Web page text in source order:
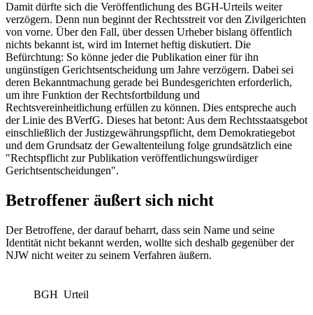
Damit dürfte sich die Veröffentlichung des BGH-Urteils weiter
verzögern. Denn nun beginnt der Rechtsstreit vor den Zivilgerichten
von vorne. Über den Fall, über dessen Urheber bislang öffentlich
nichts bekannt ist, wird im Internet heftig diskutiert. Die
Befürchtung: So könne jeder die Publikation einer für ihn
ungünstigen Gerichtsentscheidung um Jahre verzögern. Dabei sei
deren Bekanntmachung gerade bei Bundesgerichten erforderlich,
um ihre Funktion der Rechtsfortbildung und
Rechtsvereinheitlichung erfüllen zu können. Dies entspreche auch
der Linie des BVerfG. Dieses hat betont: Aus dem Rechtsstaatsgebot
einschließlich der Justizgewährungspflicht, dem Demokratiegebot
und dem Grundsatz der Gewaltenteilung folge grundsätzlich eine
"Rechtspflicht zur Publikation veröffentlichungswürdiger
Gerichtsentscheidungen".
Betroffener äußert sich nicht
Der Betroffene, der darauf beharrt, dass sein Name und seine
Identität nicht bekannt werden, wollte sich deshalb gegenüber der
NJW nicht weiter zu seinem Verfahren äußern.
BGH Urteil